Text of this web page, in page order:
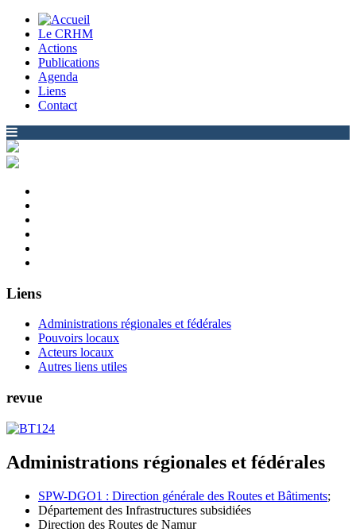
Le CRHM
Actions
Publications
Agenda
Liens
Contact
Liens
Administrations régionales et fédérales
Pouvoirs locaux
Acteurs locaux
Autres liens utiles
revue
Administrations régionales et fédérales
SPW-DGO1 : Direction générale des Routes et Bâtiments;
Département des Infrastructures subsidiées
Direction des Routes de Namur